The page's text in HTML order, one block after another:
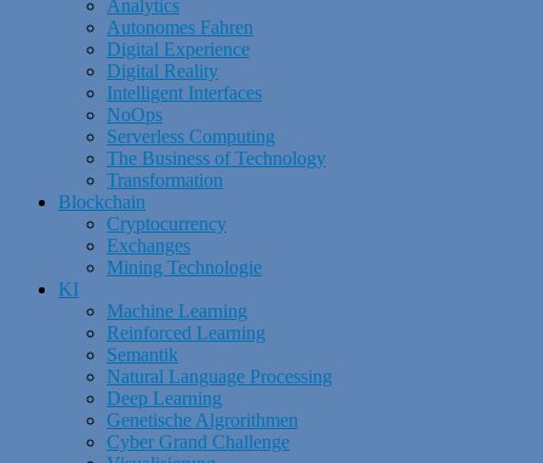
Analytics
Autonomes Fahren
Digital Experience
Digital Reality
Intelligent Interfaces
NoOps
Serverless Computing
The Business of Technology
Transformation
Blockchain
Cryptocurrency
Exchanges
Mining Technologie
KI
Machine Learning
Reinforced Learning
Semantik
Natural Language Processing
Deep Learning
Genetische Algrorithmen
Cyber Grand Challenge